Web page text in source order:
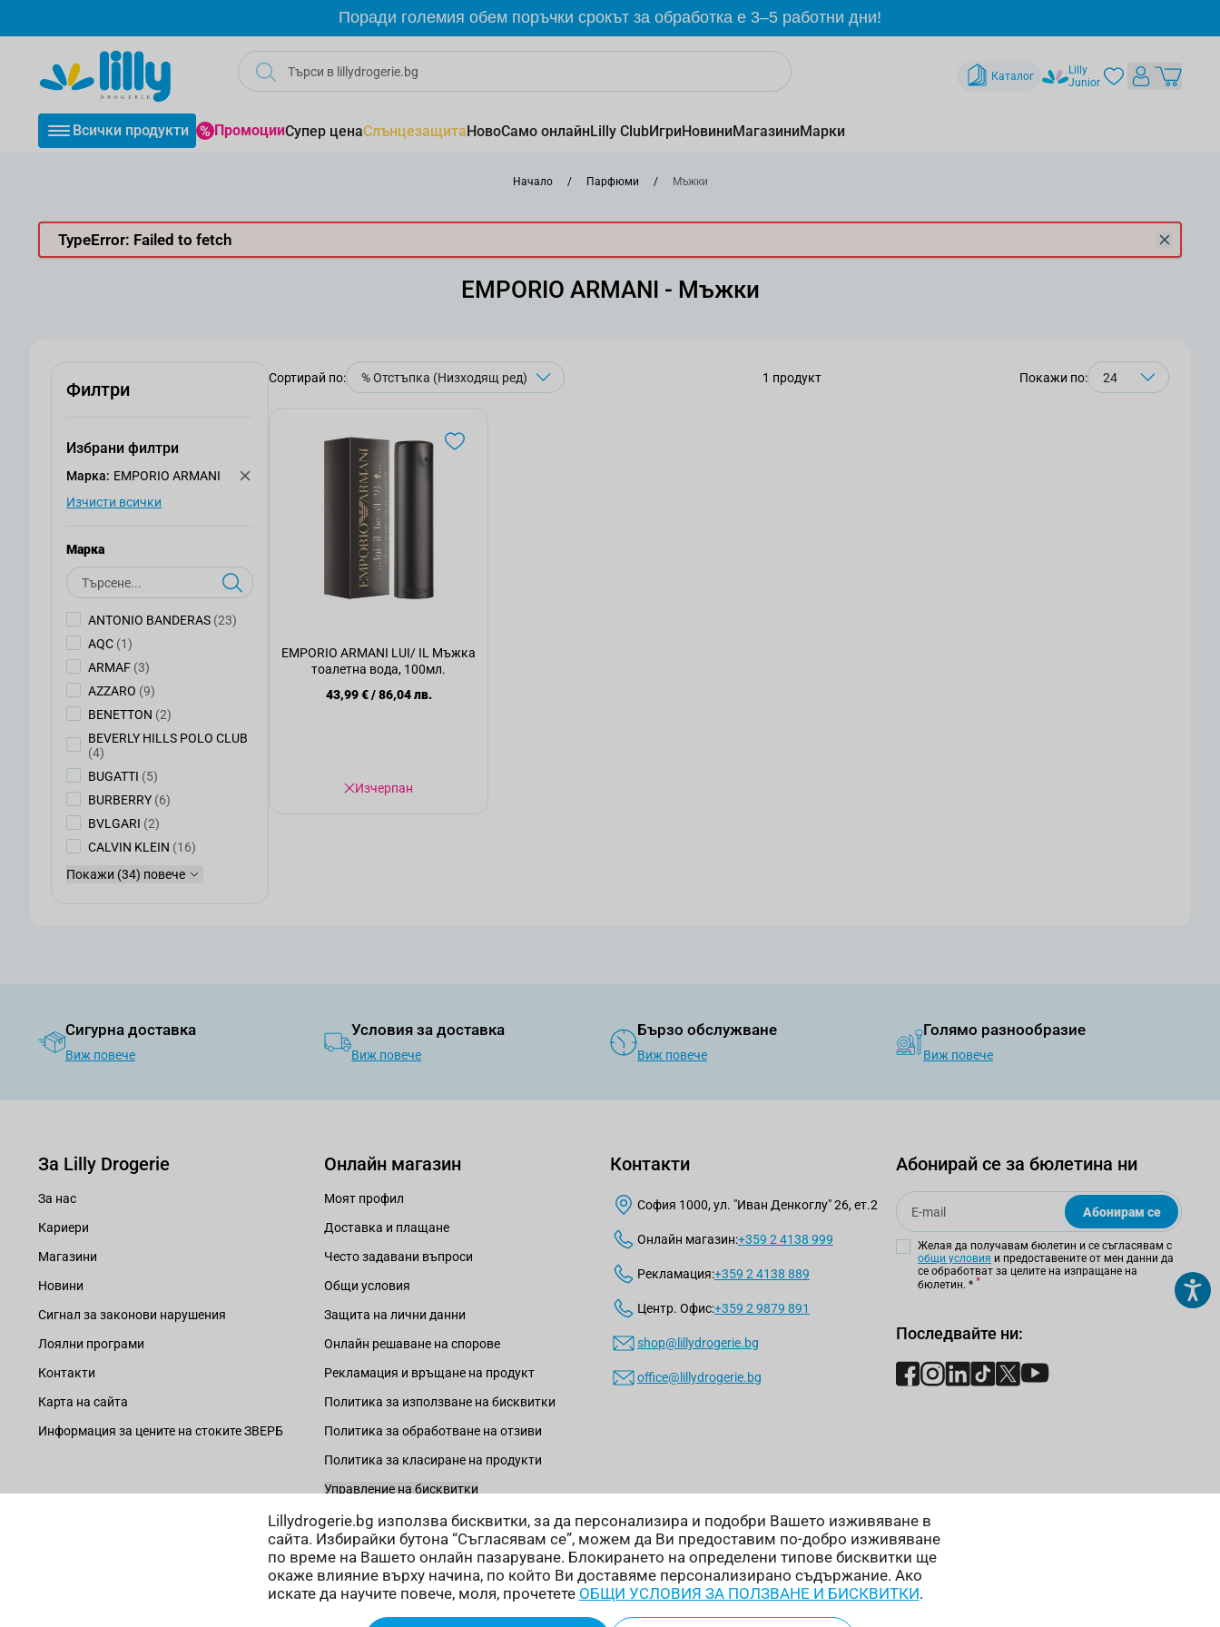
Lillydrogerie.bg използва бисквитки, за да персонализира и подобри Вашето изживяване в
сайта. Избирайки бутона “Съгласявам се”, можем да Ви предоставим по-добро изживяване
по време на Вашето онлайн пазаруване. Блокирането на определени типове бисквитки ще
окаже влияние върху начина, по който Ви доставяме персонализирано съдържание. Ако
искате да научите повече, моля, прочетете ОБЩИ УСЛОВИЯ ЗА ПОЛЗВАНЕ И БИСКВИТКИ.
Поради големия обем поръчки срокът за обработка е 3–5 работни дни!
Каталог
Lilly
Junior
Всички продукти ПромоцииСупер ценаСлънцезащитаНовоСамо онлайнLilly ClubИгриНовиниМагазиниМарки
Начало / Парфюми / Мъжки
TypeError: Failed to fetch
EMPORIO ARMANI - Мъжки
Филтри
Избрани филтри
Mарка: EMPORIO ARMANI
Изчисти всички
Mарка
Търсене
ANTONIO BANDERAS (23)
AQC (1)
ARMAF (3)
AZZARO (9)
BENETTON (2)
BEVERLY HILLS POLO CLUB
(4)
BUGATTI (5)
BURBERRY (6)
BVLGARI (2)
CALVIN KLEIN (16)
Покажи (34) повече
Сортирай по: 1 продукт Покажи по:
EMPORIO ARMANI LUI/ IL Мъжка
тоалетна вода, 100мл.
43,99 €/86,04 лв.
Изчерпан
Сигурна доставка
Виж повече
Условия за доставка
Виж повече
Бързо обслужване
Виж повече
Голямо разнообразие
Виж повече
За Lilly Drogerie
За нас
Кариери
Магазини
Новини
Сигнал за законови нарушения
Лоялни програми
Контакти
Карта на сайта
Информация за цените на стоките ЗВЕРБ
Онлайн магазин
Моят профил
Доставка и плащане
Често задавани въпроси
Общи условия
Защита на лични данни
Онлайн решаване на спорове
Рекламация и връщане на продукт
Политика за използване на бисквитки
Политика за обработване на отзиви
Политика за класиране на продукти
Управление на бисквитки
Контакти
София 1000, ул. "Иван Денкоглу" 26, ет.2
Онлайн магазин:+359 2 4138 999
Рекламация:+359 2 4138 889
Центр. Офис:+359 2 9879 891
shop@lillydrogerie.bg
office@lillydrogerie.bg
Абонирай се за бюлетина ни
Email
Абонирам се
Желая да получавам бюлетин и се съгласявам с
общи условия и предоставените от мен данни да
се обработват за целите на изпращане на
бюлетин. *
Последвайте ни:
Начини на доставка: